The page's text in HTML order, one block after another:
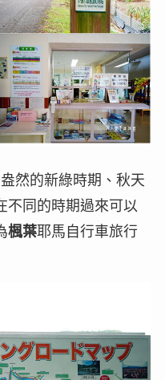
然的新綠時期、秋天
不同的時期過來可以
楓葉耶馬自行車旅行